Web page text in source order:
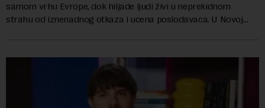
samom vrhu Evrope, dok hiljade ljudi živi u neprekidnom
strahu od iznenadnog otkaza i ucena poslodavaca. U Novoj